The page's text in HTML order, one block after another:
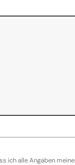
ich alle Angaben